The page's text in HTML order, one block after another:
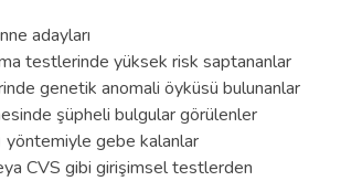
adayları
testlerinde yüksek risk saptananlar
genetik anomali öyküsü bulunanlar
şüpheli bulgular görülenler
yöntemiyle gebe kalanlar
CVS gibi girişimsel testlerden